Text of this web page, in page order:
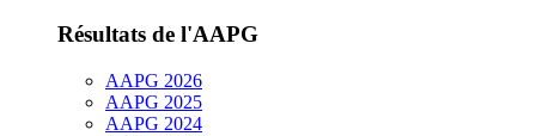
Résultats de l'AAPG
AAPG 2026
AAPG 2025
AAPG 2024